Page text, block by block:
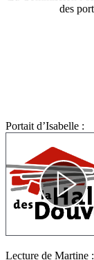
des
Portait d’Isabelle :
Lecture de Martine :